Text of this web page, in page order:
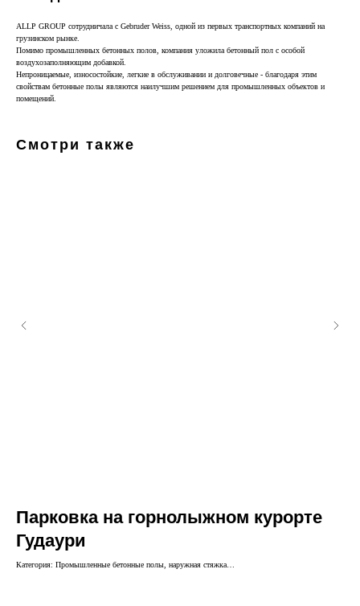
ALLP GROUP сотрудничала с Gebruder Weiss, одной из первых транспортных компаний на
грузинском рынке.
Помимо промышленных бетонных полов, компания уложила бетонный пол с особой
воздухозаполняющим добавкой.
Непроницаемые, износостойкие, легкие в обслуживании и долговечные - благодаря этим
свойствам бетонные полы являются наилучшим решением для промышленных объектов и
помещений.
Смотри также
Парковка на горнолыжном курорте
Гудаури
Категория: Промышленные бетонные полы, наружная стяжка